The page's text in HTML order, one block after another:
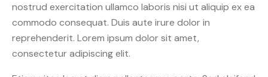
nostrud exercitation ullamco laboris nisi ut aliquip ex ea
commodo consequat. Duis aute irure dolor in
reprehenderit. Lorem ipsum dolor sit amet,
consectetur adipiscing elit.